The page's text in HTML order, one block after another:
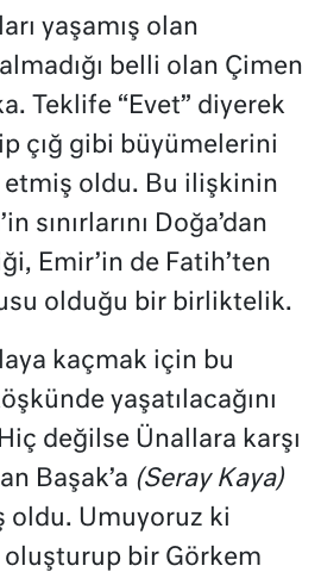
yaşamış olan
belli olan Çimen
Teklife “Evet” diyerek
çığ gibi büyümelerini
etmiş oldu. Bu ilişkinin
sınırlarını Doğa’dan
Emir’in de Fatih’ten
olduğu bir birliktelik.
kaçmak için bu
yaşatılacağını
Hiç değilse Ünallara karşı
Başak’a (Seray Kaya)
oldu. Umuyoruz ki
oluşturup bir Görkem